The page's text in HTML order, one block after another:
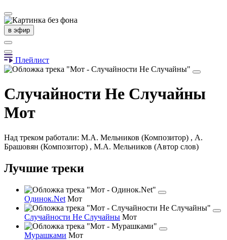
в эфир
Плейлист
Случайности Не Случайны
Мот
Над треком работали: М.А. Мельников (Композитор) , А.
Брашовян (Композитор) , М.А. Мельников (Автор слов)
Лучшие треки
Одинок.Net Мот
Случайности Не Случайны Мот
Мурашками Мот